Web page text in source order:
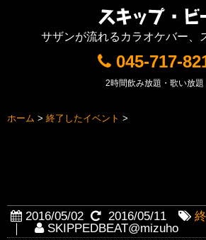
サザンが流れるカラオケバー、
045-717-
2時間飲み放題・歌い放題
ホーム > 終了したイベント >
2016/05/02 2016/05/11
｜
SKIPPEDBEAT@mizuho